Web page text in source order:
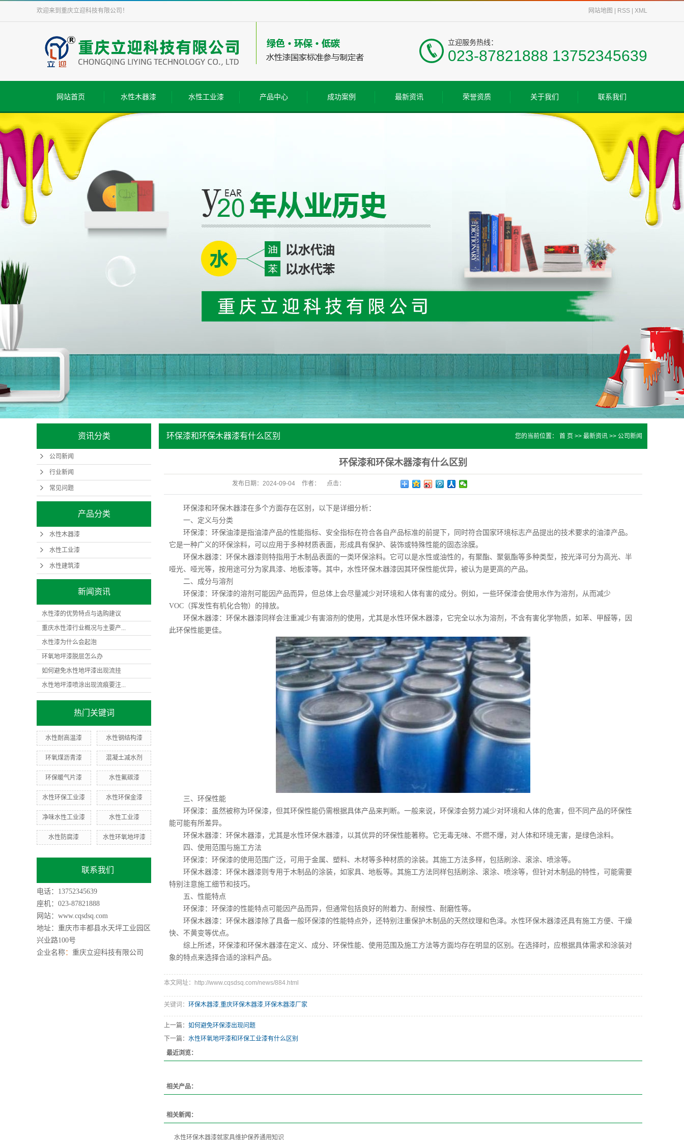
欢迎来到 重庆立迎科技有限公司 ！ 网站地图 RSS XML
立迎服务热线：
023-87821888 13752345639
网站首页 水性木器漆 水性工业漆 产品中心 成功案例 最新资讯 荣誉资质 关于我们 联系我们
资讯分类
公司新闻
行业新闻
常见问题
产品分类
水性木器漆
水性工业漆
水性建筑漆
新闻资讯
水性漆的优势特点与选购建议
重庆水性漆行业概况与主要产...
水性漆为什么会起泡
环氧地坪漆脱层怎么办
如何避免水性地坪漆出现流挂
水性地坪漆喷涂出现流痕要注...
热门关键词
水性耐高温漆 水性钢结构漆
环氧煤沥青漆 混凝土减水剂
环保暖气片漆 水性氟碳漆
水性环保工业漆 水性环保金漆
净味水性工业漆 水性工业漆
水性防腐漆 水性环氧地坪漆
联系我们
电话：13752345639
座机：023-87821888
网站： www.cqsdsq.com
地址：重庆市丰都县水天坪工业园区
兴业路100号
企业名称： 重庆立迎科技有限公司
环保漆和环保木器漆有什么区别 您的当前位置： 首 页 >> 最新资讯 >> 公司新闻
环保漆和环保木器漆有什么区别
发布日期： 2024-09-04 作者： 点击：
环保漆和环保木器漆在多个方面存在区别，以下是详细分析：
一、定义与分类
环保漆：环保油漆是指油漆产品的性能指标、安全指标在符合各自产品标准的前提下，同时符合国家环境标志产品提出的技术要求的油漆产品。
它是一种广义的环保涂料，可以应用于多种材质表面，形成具有保护、装饰或特殊性能的固态涂膜。
环保木器漆：环保木器漆则特指用于木制品表面的一类环保涂料。它可以是水性或油性的，有聚酯、聚氨酯等多种类型，按光泽可分为高光、半
哑光、哑光等，按用途可分为家具漆、地板漆等。其中，水性环保木器漆因其环保性能优异，被认为是更高的产品。
二、成分与溶剂
环保漆：环保漆的溶剂可能因产品而异，但总体上会尽量减少对环境和人体有害的成分。例如，一些环保漆会使用水作为溶剂，从而减少
VOC（挥发性有机化合物）的排放。
环保木器漆：环保木器漆同样会注重减少有害溶剂的使用，尤其是水性环保木器漆，它完全以水为溶剂，不含有害化学物质，如苯、甲醛等，因
此环保性能更佳。
三、环保性能
环保漆：虽然被称为环保漆，但其环保性能仍需根据具体产品来判断。一般来说，环保漆会努力减少对环境和人体的危害，但不同产品的环保性
能可能有所差异。
环保木器漆：环保木器漆，尤其是水性环保木器漆，以其优异的环保性能著称。它无毒无味、不燃不爆，对人体和环境无害，是绿色涂料。
四、使用范围与施工方法
环保漆：环保漆的使用范围广泛，可用于金属、塑料、木材等多种材质的涂装。其施工方法多样，包括刷涂、滚涂、喷涂等。
环保木器漆：环保木器漆则专用于木制品的涂装，如家具、地板等。其施工方法同样包括刷涂、滚涂、喷涂等，但针对木制品的特性，可能需要
特别注意施工细节和技巧。
五、性能特点
环保漆：环保漆的性能特点可能因产品而异，但通常包括良好的附着力、耐候性、耐磨性等。
环保木器漆：环保木器漆除了具备一般环保漆的性能特点外，还特别注重保护木制品的天然纹理和色泽。水性环保木器漆还具有施工方便、干燥
快、不黄变等优点。
综上所述，环保漆和环保木器漆在定义、成分、环保性能、使用范围及施工方法等方面均存在明显的区别。在选择时，应根据具体需求和涂装对
象的特点来选择合适的涂料产品。
本文网址：http://www.cqsdsq.com/news/884.html
关键词： 环保木器漆,重庆环保木器漆,环保木器漆厂家
上一篇： 如何避免环保漆出现问题
下一篇： 水性环氧地坪漆和环保工业漆有什么区别
最近浏览：
相关产品：
相关新闻：
水性环保木器漆就家具维护保养通用知识